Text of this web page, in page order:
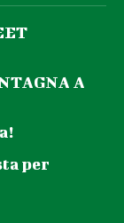
A
per